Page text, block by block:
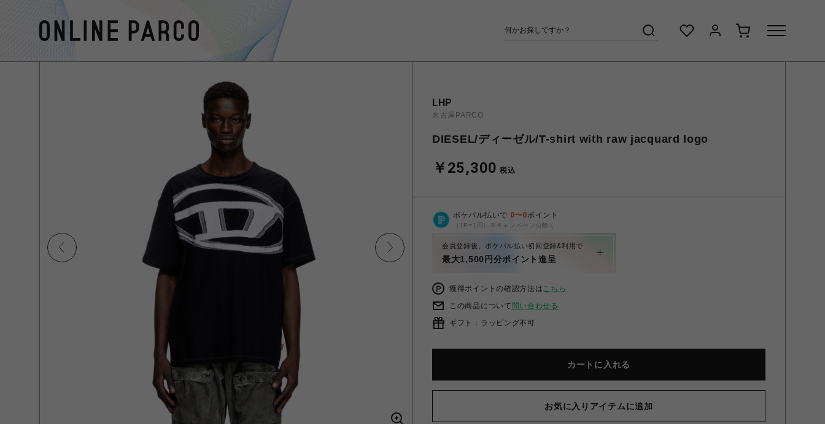
LHP
名古屋PARCO
DIESEL/ディーゼル/T-shirt with raw jacquard logo
￥25,300 税込
ポケパル払いで 0〜0ポイント
（1P=1円）※キャンペーン分除く
会員登録後、ポケパル払い初回登録&利用で
最大1,500円分ポイント進呈
獲得ポイントの確認方法はこちら
この商品について 問い合わせる
ギフト：ラッピング不可
カートに入れる
お気に入りアイテムに追加